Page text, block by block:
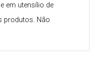
em utensílio de
produtos. Não